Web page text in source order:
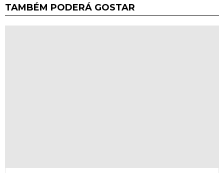
TAMBÉM PODERÁ GOSTAR